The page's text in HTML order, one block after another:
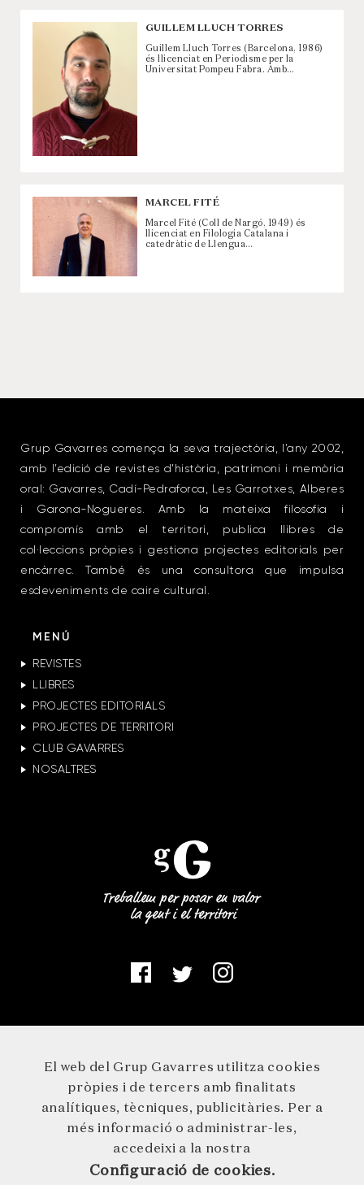
GUILLEM LLUCH TORRES
Guillem Lluch Torres (Barcelona, 1986)
és llicenciat en Periodisme per la
Universitat Pompeu Fabra. Amb…
MARCEL FITÉ
Marcel Fité (Coll de Nargó, 1949) és
llicenciat en Filologia Catalana i
catedràtic de Llengua…
Grup Gavarres comença la seva trajectòria, l’any 2002,
amb l’edició de revistes d’història, patrimoni i memòria
oral: Gavarres, Cadí-Pedraforca, Les Garrotxes, Alberes
i Garona-Nogueres. Amb la mateixa filosofia i
compromís amb el territori, publica llibres de
col·leccions pròpies i gestiona projectes editorials per
encàrrec. També és una consultora que impulsa
esdeveniments de caire cultural.
MENÚ
REVISTES
LLIBRES
PROJECTES EDITORIALS
PROJECTES DE TERRITORI
CLUB GAVARRES
NOSALTRES
© 2026 GRUP GAVARRES · Germà Agustí 1 · 17244 Cassà de la
El web del Grup Gavarres utilitza cookies
pròpies i de tercers amb finalitats
analítiques, tècniques, publicitàries. Per a
més informació o administrar-les,
accedeixi a la nostra
Configuració de cookies.